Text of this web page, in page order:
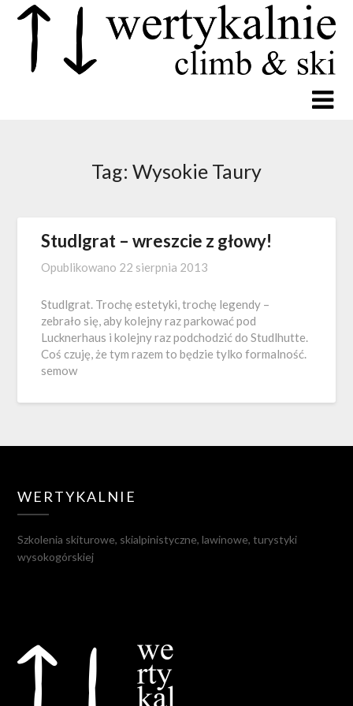
Tag: Wysokie Taury
Studlgrat – wreszcie z głowy!
Opublikowano 22 sierpnia 2013
Studlgrat. Trochę estetyki, trochę legendy –
zebrało się, aby kolejny raz parkować pod
Lucknerhaus i kolejny raz podchodzić do Studlhutte.
Coś czuję, że tym razem to będzie tylko formalność.
semow
WERTYKALNIE
Szkolenia skiturowe, skialpinistyczne, lawinowe, turystyki
wysokogórskiej